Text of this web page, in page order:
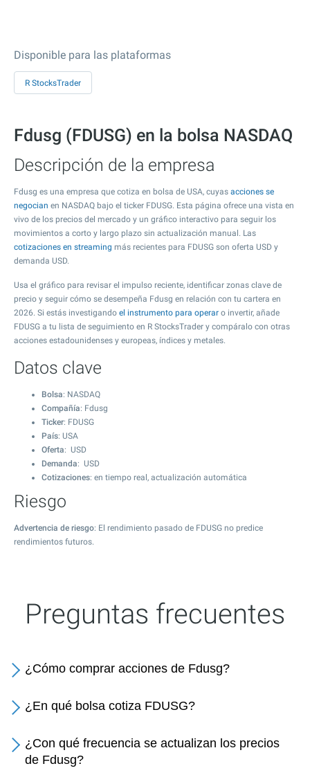
Disponible para las plataformas
R StocksTrader
Fdusg (FDUSG) en la bolsa NASDAQ
Descripción de la empresa
Fdusg es una empresa que cotiza en bolsa de USA, cuyas acciones se
negocian en NASDAQ bajo el ticker FDUSG. Esta página ofrece una vista en
vivo de los precios del mercado y un gráfico interactivo para seguir los
movimientos a corto y largo plazo sin actualización manual. Las
cotizaciones en streaming más recientes para FDUSG son oferta USD y
demanda USD.
Usa el gráfico para revisar el impulso reciente, identificar zonas clave de
precio y seguir cómo se desempeña Fdusg en relación con tu cartera en
2026. Si estás investigando el instrumento para operar o invertir, añade
FDUSG a tu lista de seguimiento en R StocksTrader y compáralo con otras
acciones estadounidenses y europeas, índices y metales.
Datos clave
Bolsa: NASDAQ
Compañía: Fdusg
Ticker: FDUSG
País: USA
Oferta: USD
Demanda: USD
Cotizaciones: en tiempo real, actualización automática
Riesgo
Advertencia de riesgo: El rendimiento pasado de FDUSG no predice
rendimientos futuros.
Preguntas frecuentes
¿Cómo comprar acciones de Fdusg?
¿En qué bolsa cotiza FDUSG?
¿Con qué frecuencia se actualizan los precios
de Fdusg?